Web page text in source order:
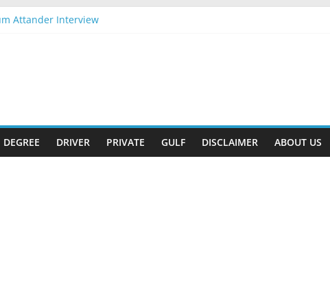
Attander Interview
DEGREE DRIVER PRIVATE GULF DISCLAIMER ABOUT US